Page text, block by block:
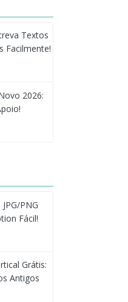
Textos
Facilmente!
2026:
PNG
Fácil!
Grátis:
Antigos